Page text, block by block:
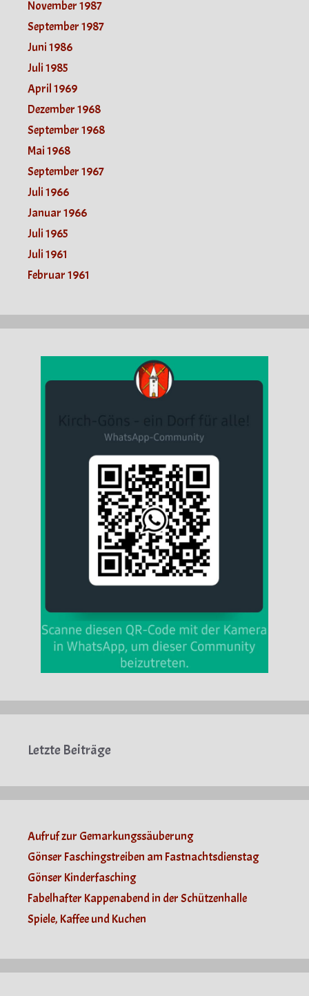
November 1987
September 1987
Juni 1986
Juli 1985
April 1969
Dezember 1968
September 1968
Mai 1968
September 1967
Juli 1966
Januar 1966
Juli 1965
Juli 1961
Februar 1961
Letzte Beiträge
Aufruf zur Gemarkungssäuberung
Gönser Faschingstreiben am Fastnachtsdienstag
Gönser Kinderfasching
Fabelhafter Kappenabend in der Schützenhalle
Spiele, Kaffee und Kuchen